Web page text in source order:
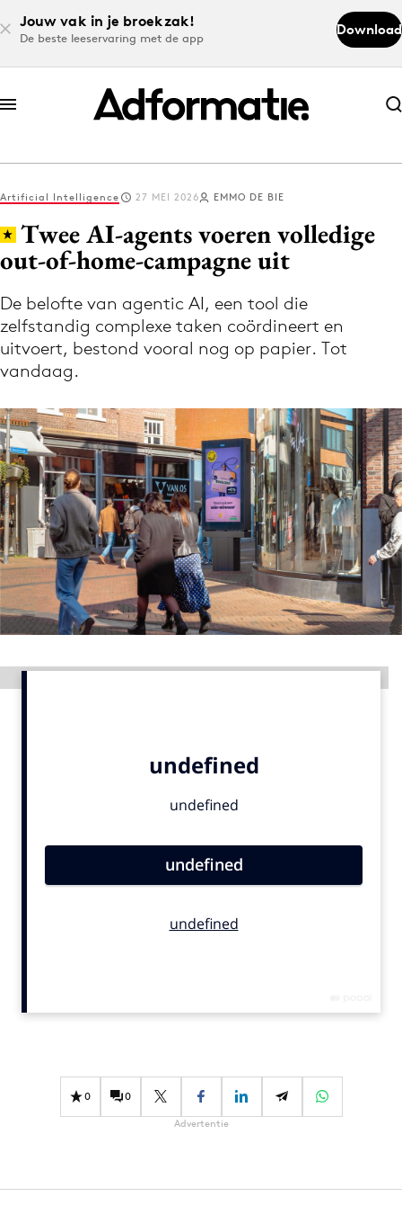
Jouw vak in je broekzak!
De beste leeservaring met de app
Download
Abonneer nu
Abonneer nu
Log in
Download de app
Volg het laatste nieuws via de Adformatie
Nieuws app
Menu
Home
9 sept: GenAI-training
12 nov: MarketingLive!
Adverteren
Events
Vacatures
Campagnes
Design
Effectiviteit
Gedragsverandering
Artificial Intelligence 27 MEI 2026 EMMO DE BIE
Twee AI-agents voeren volledige
out-of-home-campagne uit
De belofte van agentic AI, een tool die
zelfstandig complexe taken coördineert en
uitvoert, bestond vooral nog op papier. Tot
vandaag.
0 0
Advertentie